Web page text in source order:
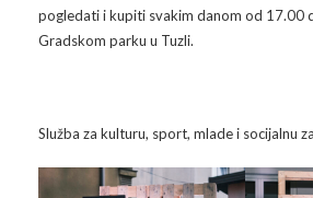
Galerija 2022
Galerija 2025
pogledati i kupiti svakim danom od 17.00
Gradskom parku u Tuzli.
Služba za kulturu, sport, mlade i socijalnu